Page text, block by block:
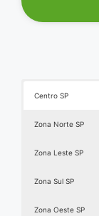
Centro SP
Zona Norte SP
Zona Leste SP
Zona Sul SP
Zona Oeste SP